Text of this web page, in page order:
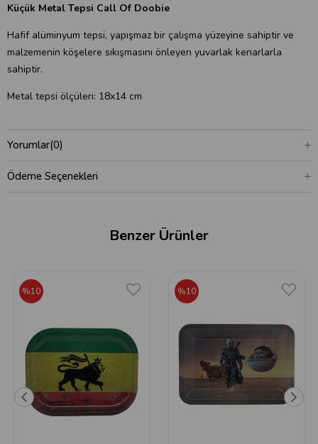
Küçük Metal Tepsi Call Of Doobie
Hafif alüminyum tepsi, yapışmaz bir çalışma yüzeyine sahiptir ve
malzemenin köşelere sıkışmasını önleyen yuvarlak kenarlarla
sahiptir.
Metal tepsi ölçüleri: 18x14 cm
Yorumlar(0)
Ödeme Seçenekleri
Benzer Ürünler
%10 %10